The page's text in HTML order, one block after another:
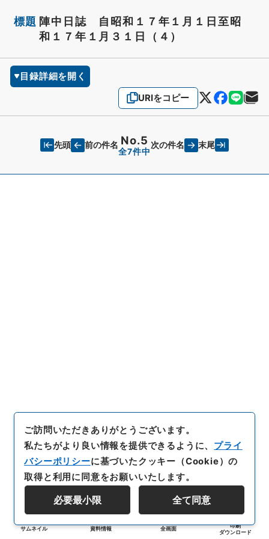
標題 陣中日誌 自昭和１７年１月１日至昭
和１７年１月３１日（４）
目録詳細を開く
URIをコピー
先頭 前の件名 No.5
全7件中
次の件名 末尾
サムネイル 資料情報 全画面
印刷
ダウンロード
ご訪問いただきありがとうございます。
私たちがより良い情報を提供できるように、 プライ
バシーポリシーに基づいたクッキー（Cookie）の
取得と利用に同意をお願いいたします。
必要最小限 全て同意